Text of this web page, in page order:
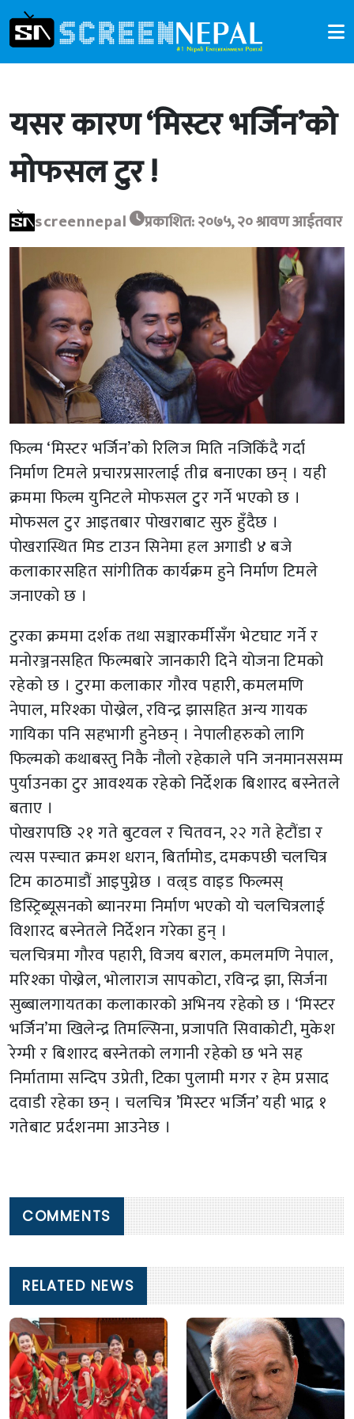
यसर कारण ‘मिस्टर भर्जिन’को
मोफसल टुर !
screennepal प्रकाशित: २०७५, २० श्रावण आईतवार
फिल्म ‘मिस्टर भर्जिन’को रिलिज मिति नजिकिँदै गर्दा
निर्माण टिमले प्रचारप्रसारलाई तीव्र बनाएका छन् । यही
क्रममा फिल्म युनिटले मोफसल टुर गर्ने भएको छ ।
मोफसल टुर आइतबार पोखराबाट सुरु हुँदैछ ।
पोखरास्थित मिड टाउन सिनेमा हल अगाडी ४ बजे
कलाकारसहित सांगीतिक कार्यक्रम हुने निर्माण टिमले
जनाएको छ ।
टुरका क्रममा दर्शक तथा सञ्चारकर्मीसँग भेटघाट गर्ने र
मनोरञ्जनसहित फिल्मबारे जानकारी दिने योजना टिमको
रहेको छ । टुरमा कलाकार गौरव पहारी, कमलमणि
नेपाल, मरिश्का पोख्रेल, रविन्द्र झासहित अन्य गायक
गायिका पनि सहभागी हुनेछन् । नेपालीहरुको लागि
फिल्मको कथाबस्तु निकै नौलो रहेकाले पनि जनमानससम्म
पुर्याउनका टुर आवश्यक रहेको निर्देशक बिशारद बस्नेतले
बताए ।
पोखरापछि २१ गते बुटवल र चितवन, २२ गते हेटौंडा र
त्यस पस्चात क्रमश धरान, बिर्तामोड, दमकपछी चलचित्र
टिम काठमाडौं आइपुग्नेछ । वल्र्ड वाइड फिल्मस्
डिस्ट्रिब्यूसनको ब्यानरमा निर्माण भएको यो चलचित्रलाई
विशारद बस्नेतले निर्देशन गरेका हुन् ।
चलचित्रमा गौरव पहारी, विजय बराल, कमलमणि नेपाल,
मरिश्का पोख्रेल, भोलाराज सापकोटा, रविन्द्र झा, सिर्जना
सुब्बालगायतका कलाकारको अभिनय रहेको छ । ‘मिस्टर
भर्जिन’मा खिलेन्द्र तिमल्सिना, प्रजापति सिवाकोटी, मुकेश
रेग्मी र बिशारद बस्नेतको लगानी रहेको छ भने सह
निर्मातामा सन्दिप उप्रेती, टिका पुलामी मगर र हेम प्रसाद
दवाडी रहेका छन् । चलचित्र ’मिस्टर भर्जिन’ यही भाद्र १
गतेबाट प्रर्दशनमा आउनेछ ।
COMMENTS
RELATED NEWS